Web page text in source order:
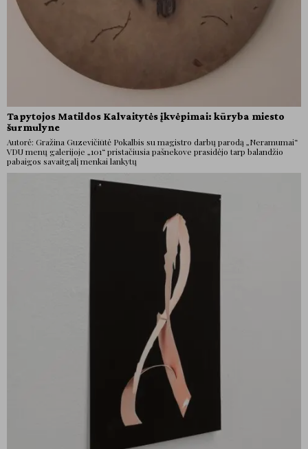
Tapytojos Matildos Kalvaitytės įkvėpimai: kūryba miesto
šurmulyne
Autorė: Gražina Guzevičiūtė Pokalbis su magistro darbų parodą „Neramumai“
VDU menų galerijoje „101“ pristačiusia pašnekove prasidėjo tarp balandžio
pabaigos savaitgalį menkai lankytų